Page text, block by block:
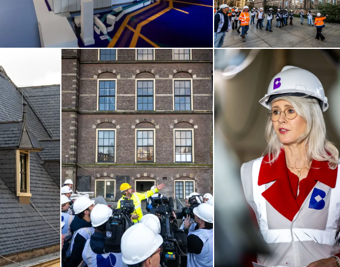
stap voor stap aan het Binnenhof van de toekomst.)
Renovatie. Binnenhofrenovatie.nl)
Open de galerij in vergrote weergave Open de galerij in vergrote weergave